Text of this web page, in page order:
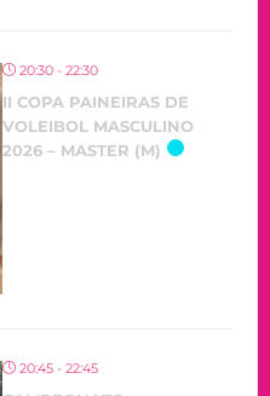
20:30 - 22:30
II COPA PAINEIRAS DE
VOLEIBOL MASCULINO
2026 – MASTER (M)
20:45 - 22:45